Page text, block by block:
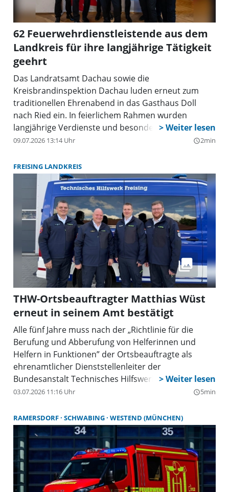
62 Feuerwehrdienstleistende aus dem
Landkreis für ihre langjährige Tätigkeit
geehrt
Das Landratsamt Dachau sowie die
Kreisbrandinspektion Dachau luden erneut zum
traditionellen Ehrenabend in das Gasthaus Doll
nach Ried ein. In feierlichem Rahmen wurden
langjährige Verdienste und besonderes
Engagement im Feuerwehrwesen des Landkreises
Gelegenheit, den ehrenamtlichen Einsatz der
Feuerwehrdienstleistenden in den Mittelpunkt zu
stellen und hierfür Dank und Anerkennung
auszusprechen.
09.07.2026 13:14 Uhr query_builder2min
FREISING LANDKREIS
THW-Ortsbeauftragter Matthias Wüst
erneut in seinem Amt bestätigt
Alle fünf Jahre muss nach der „Richtlinie für die
Berufung und Abberufung von Helferinnen und
Helfern in Funktionen” der Ortsbeauftragte als
ehrenamtlicher Dienststellenleiter der
Bundesanstalt Technisches Hilfswerk neu gewählt
werden. Dies geschieht durch eine Vorschlagswahl,
wahlberechtigt sind. Nach fünf Wahlperioden
sprachen die Wahlberechtigten dem Amtsinhaber
Michael Wüst nun für die sechste Wahlperiode
erneut ihr Vertrauen aus.
03.07.2026 11:16 Uhr query_builder5min
RAMERSDORF SCHWABING WESTEND (MÜNCHEN)